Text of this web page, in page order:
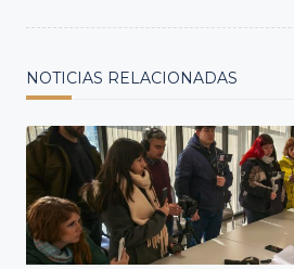
NOTICIAS RELACIONADAS